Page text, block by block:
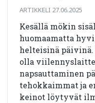
ARTIKKELI 27.06.2025
Kesällä mökin
huomaamatta
helteisinä
olla
napsauttaminen
tehokkaimmat ja
keinot löytyvät